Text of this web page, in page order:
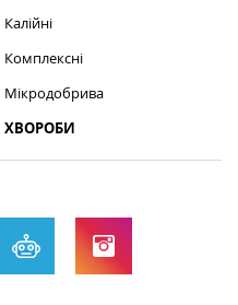
Калійні
Комплексні
Мікродобрива
ХВОРОБИ